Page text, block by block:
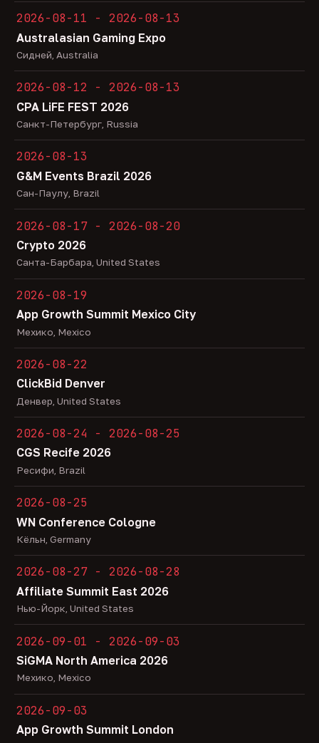
2026-08-11 - 2026-08-13
Australasian Gaming Expo
Сидней, Australia
2026-08-12 - 2026-08-13
CPA LiFE FEST 2026
Санкт-Петербург, Russia
2026-08-13
G&M Events Brazil 2026
Сан-Паулу, Brazil
2026-08-17 - 2026-08-20
Crypto 2026
Санта-Барбара, United States
2026-08-19
App Growth Summit Mexico City
Мехико, Mexico
2026-08-22
ClickBid Denver
Денвер, United States
2026-08-24 - 2026-08-25
CGS Recife 2026
Ресифи, Brazil
2026-08-25
WN Conference Cologne
Кёльн, Germany
2026-08-27 - 2026-08-28
Affiliate Summit East 2026
Нью-Йорк, United States
2026-09-01 - 2026-09-03
SiGMA North America 2026
Мехико, Mexico
2026-09-03
App Growth Summit London